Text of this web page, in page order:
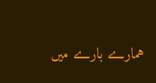
ہمارے بارے میں